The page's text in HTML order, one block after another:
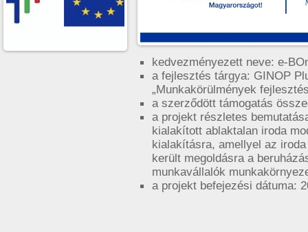
kedvezményezett neve: e-
a fejlesztés tárgya: GINOP
„Munkakörülmények
a szerződött támogatás
a projekt részletes
kialakított ablaktalan iroda
kialakításra, amellyel az
került megoldásra a
munkavállalók
a projekt befejezési dátuma: